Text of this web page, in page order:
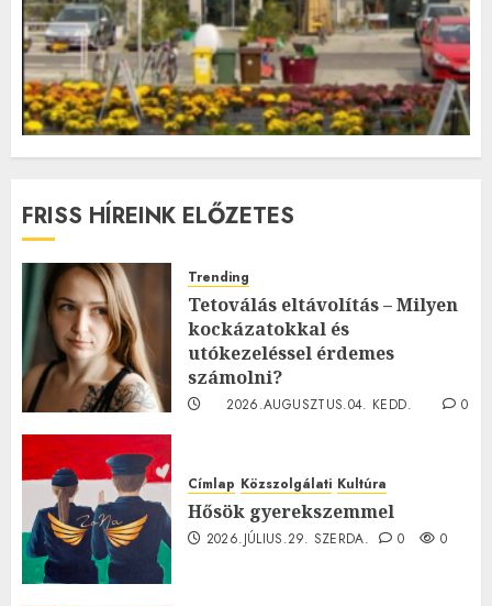
FRISS HÍREINK ELŐZETES
Trending
Tetoválás eltávolítás – Milyen
kockázatokkal és
utókezeléssel érdemes
számolni?
2026.AUGUSZTUS.04. KEDD.
0
Címlap Közszolgálati Kultúra
Hősök gyerekszemmel
2026.JÚLIUS.29. SZERDA. 0 0